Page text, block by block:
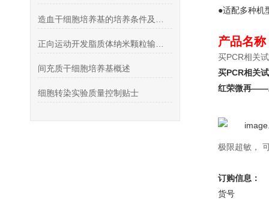
间充质干细胞培养基概述
细胞转染实验质量控制贴士
●适配多种机
产品名称
买PCR相关
买PCR相关
红荣微再——
极限超敏，
订购信息：
货